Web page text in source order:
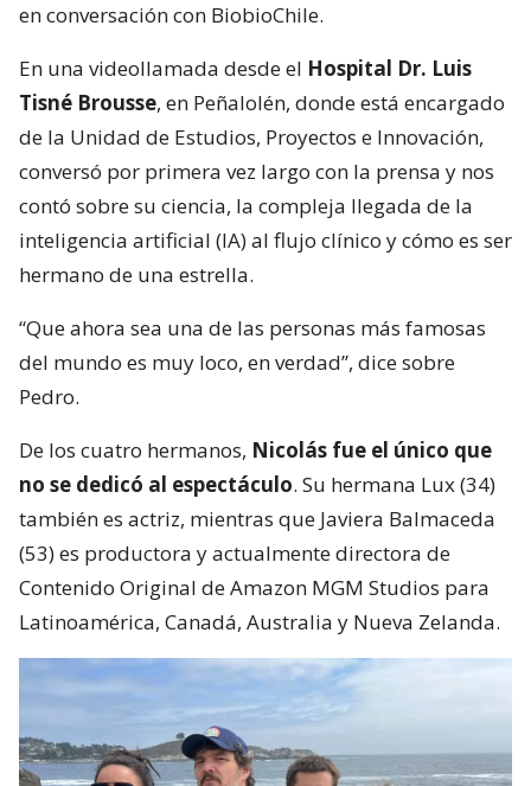
en conversación con BiobioChile.
En una videollamada desde el Hospital Dr. Luis
Tisné Brousse, en Peñalolén, donde está encargado
de la Unidad de Estudios, Proyectos e Innovación,
conversó por primera vez largo con la prensa y nos
contó sobre su ciencia, la compleja llegada de la
inteligencia artificial (IA) al flujo clínico y cómo es ser
hermano de una estrella.
“Que ahora sea una de las personas más famosas
del mundo es muy loco, en verdad”, dice sobre
Pedro.
De los cuatro hermanos, Nicolás fue el único que
no se dedicó al espectáculo. Su hermana Lux (34)
también es actriz, mientras que Javiera Balmaceda
(53) es productora y actualmente directora de
Contenido Original de Amazon MGM Studios para
Latinoamérica, Canadá, Australia y Nueva Zelanda.